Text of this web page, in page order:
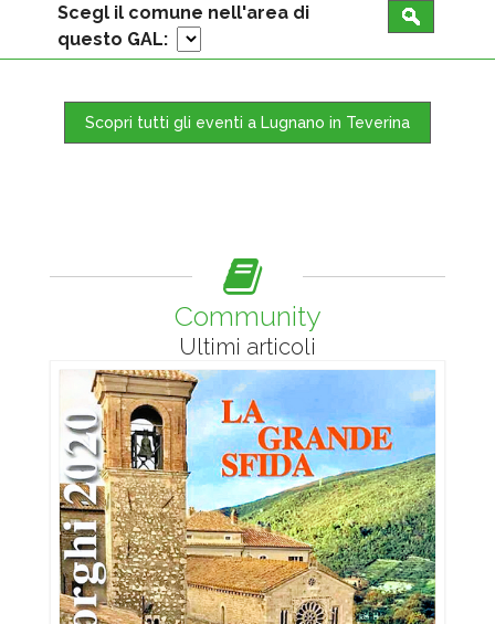
Scegl il comune nell'area di
questo GAL:
Scopri tutti gli eventi a Lugnano in Teverina
Community
Ultimi articoli